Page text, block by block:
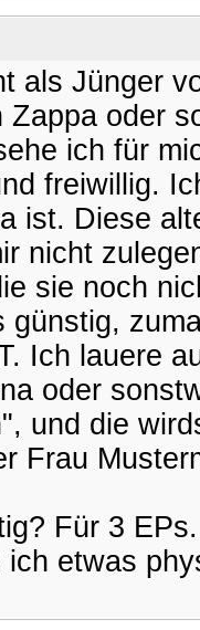
als Jünger
oder
ich für
freiwillig.
ist. Diese
nicht
sie noch
günstig,
Ich lauere
oder
und die
Frau
Für 3
etwas